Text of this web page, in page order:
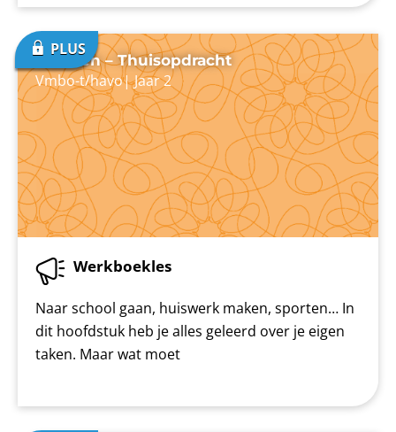
Plannen – Thuisopdracht
Vmbo-t/havo|Jaar 2
Werkboekles
Naar school gaan, huiswerk maken, sporten… In
dit hoofdstuk heb je alles geleerd over je eigen
taken. Maar wat moet